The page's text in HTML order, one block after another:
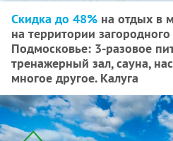
Скидка до 48% на отдых в
на территории
Подмосковье: 3-разовое
тренажерный зал, сауна,
многое другое. Калуга